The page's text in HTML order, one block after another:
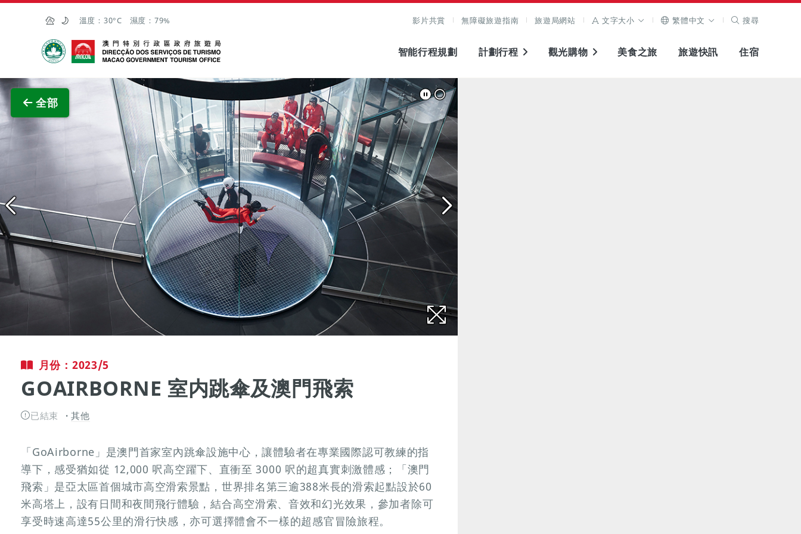
跳至主内容
溫度： 30°C 濕度： 79% 影片共賞 無障礙旅遊指南 旅遊局網站 文字大小 繁體中文 搜尋
澳門特別行政區政府旅遊局
智能行程規劃 計劃行程 觀光購物 美食之旅 旅遊快訊 住宿
全部
查看原圖
月份：2023/5
GOAIRBORNE 室内跳傘及澳門飛索
已結束 其他
「GoAirborne」是澳門首家室內跳傘設施中心，讓體驗者在專業國際認可教練的指
導下，感受猶如從 12,000 呎高空躍下、直衝至 3000 呎的超真實刺激體感；「澳門
飛索」是亞太區首個城市高空滑索景點，世界排名第三逾388米長的滑索起點設於60
米高塔上，設有日間和夜間飛行體驗，結合高空滑索、音效和幻光效果，參加者除可
享受時速高達55公里的滑行快感，亦可選擇體會不一樣的超感官冒險旅程。